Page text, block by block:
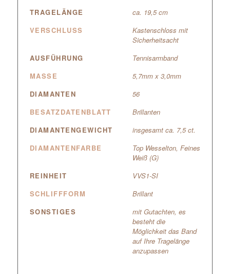
TRAGELÄNGE
ca. 19,5 cm
VERSCHLUSS
Kastenschloss mit
Sicherheitsacht
AUSFÜHRUNG
Tennisarmband
MASSE
5,7mm x 3,0mm
DIAMANTEN
56
BESATZDATENBLATT
Brillanten
DIAMANTENGEWICHT
insgesamt ca. 7,5 ct.
DIAMANTENFARBE
Top Wesselton, Feines
Weiß (G)
REINHEIT
VVS1-SI
SCHLIFFFORM
Brillant
SONSTIGES
mit Gutachten, es
besteht die
Möglichkeit das Band
auf Ihre Tragelänge
anzupassen